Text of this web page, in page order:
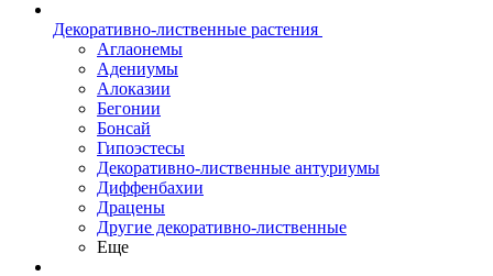
Декоративно-лиственные растения
Аглаонемы
Адениумы
Алоказии
Бегонии
Бонсай
Гипоэстесы
Декоративно-лиственные антуриумы
Диффенбахии
Драцены
Другие декоративно-лиственные
Еще